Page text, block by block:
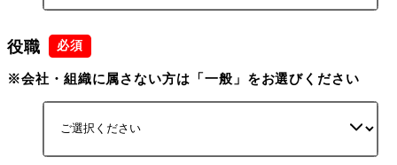
役職
※会社・組織に属さない方は「一般」をお選びください